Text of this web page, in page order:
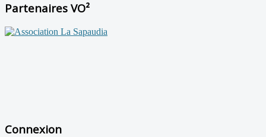
Partenaires VO²
Connexion